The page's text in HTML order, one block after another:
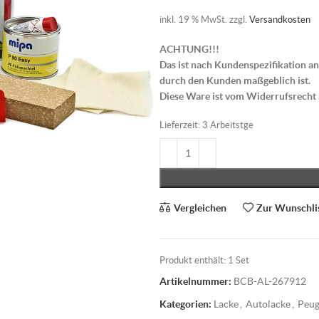
inkl. 19 % MwSt. zzgl. Versandkosten
ACHTUNG!!!
Das ist nach Kundenspezifikation
durch den Kunden maßgeblich ist.
Diese Ware ist vom Widerrufsrecht
Lieferzeit: 3 Arbeitstge
Vergleichen Zur
Produkt enthält: 1 Set
Artikelnummer: BCB-AL-267912
Kategorien: Lacke Autolacke